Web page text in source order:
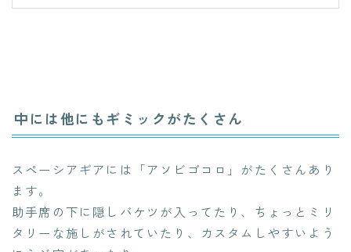
中には他にもギミックがたくさん
スペーシアギアには「アソビゴコロ」がたくさんあり
ます。
助手席の下に隠しバケツが入ってたり、ちょっとミリ
タリーな施しがされていたり、カスタムしやすいよう